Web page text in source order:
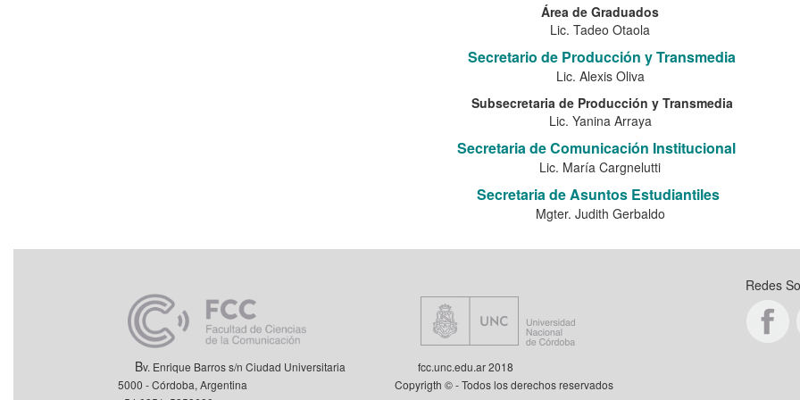
Área de Graduados
Lic. Tadeo Otaola
Secretario de Producción y Transmedia
Lic. Alexis Oliva
Subsecretaria de Producción y Transmedia
Lic. Yanina Arraya
Secretaria de Comunicación Institucional
Lic. María Cargnelutti
Secretaria de Asuntos Estudiantiles
Mgter. Judith Gerbaldo
Redes
Bv. Enrique Barros s/n Ciudad Universitaria fcc.unc.edu.ar 2018
5000 - Córdoba, Argentina Copyrigth © - Todos los derechos reservados